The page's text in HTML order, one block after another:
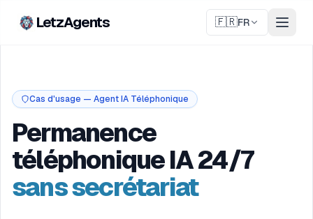
LetzAgents 🇫🇷FR
Cas d'usage — Agent IA Téléphonique
Permanence
téléphonique IA 24/7
sans secrétariat